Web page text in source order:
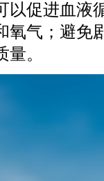
以促进血液
氧气；避免
。